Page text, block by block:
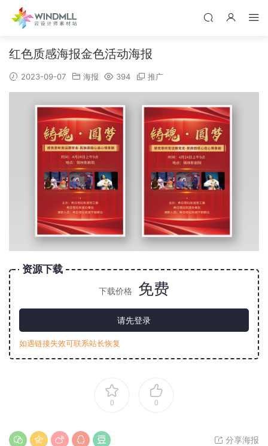
红色质感海报金色活动海报
2023-09-07 海报 394 推广
资源下载
下载价格 免费
请先登录
如遇链接失效可联系站长恢复
0 0
分享海报